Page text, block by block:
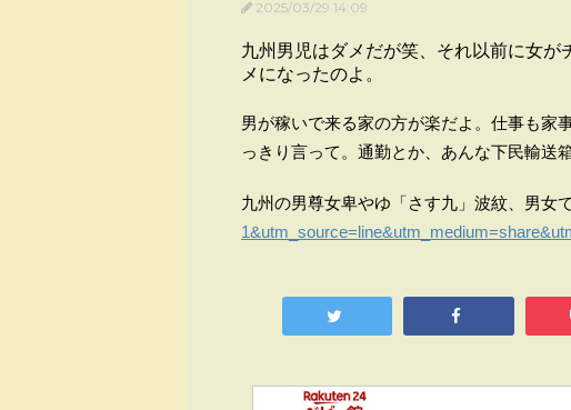
2025/03/29 14:09
九州男児はダメだが笑、それ以前に女
メになったのよ。
男が稼いで来る家の方が楽だよ。仕事も家
っきり言って。通勤とか、あんな下民輸送
九州の男尊女卑やゆ「さす九」波紋、男女